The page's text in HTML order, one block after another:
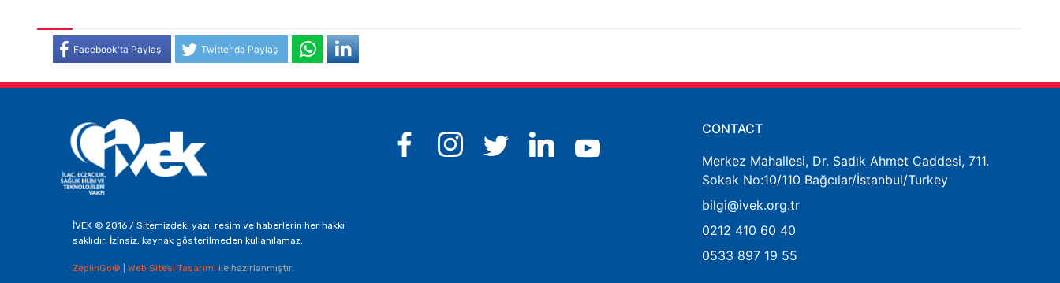
Facebook'ta Paylaş Twitter'da Paylaş
İVEK © 2016 / Sitemizdeki yazı, resim ve haberlerin her hakkı
saklıdır. İzinsiz, kaynak gösterilmeden kullanılamaz.
ZeplinGo® |Web Sitesi Tasarımıile hazırlanmıştır.
CONTACT
Merkez Mahallesi, Dr. Sadık Ahmet Caddesi, 711.
Sokak No:10/110 Bağcılar/İstanbul/Turkey
bilgi@ivek.org.tr
0212 410 60 40
0533 897 19 55